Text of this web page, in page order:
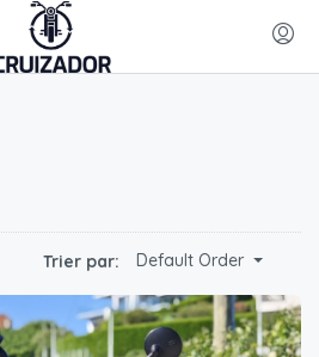
Trier par: Default Order